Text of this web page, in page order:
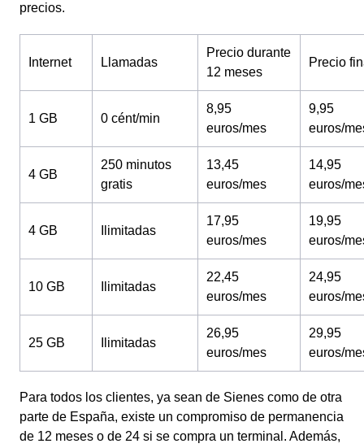
precios.
Internet Llamadas
Precio durante
12 meses
Precio
1 GB 0 cént/min
8,95
euros/mes
9,95
euros/
4 GB
250 minutos
gratis
13,45
euros/mes
14,95
euros/
4 GB Ilimitadas
17,95
euros/mes
19,95
euros/
10 GB Ilimitadas
22,45
euros/mes
24,95
euros/
25 GB Ilimitadas
26,95
euros/mes
29,95
euros/
Para todos los clientes, ya sean de Sienes como de otra
parte de España, existe un compromiso de permanencia
de 12 meses o de 24 si se compra un terminal. Además,